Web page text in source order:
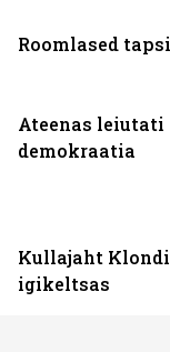
Ateenas leiutati
demokraatia
Kullajaht
igikeltsas
Roomlased